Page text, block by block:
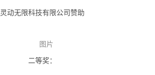
灵动无限科技有限公司赞助
二等奖：